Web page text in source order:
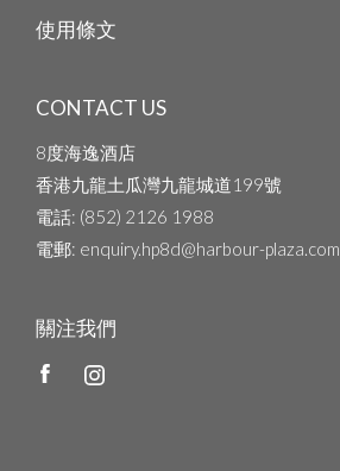
使用條文
CONTACT US
8度海逸酒店
香港九龍土瓜灣九龍城道199號
電話: (852) 2126 1988
電郵: enquiry.hp8d@harbour-plaza.com
關注我們